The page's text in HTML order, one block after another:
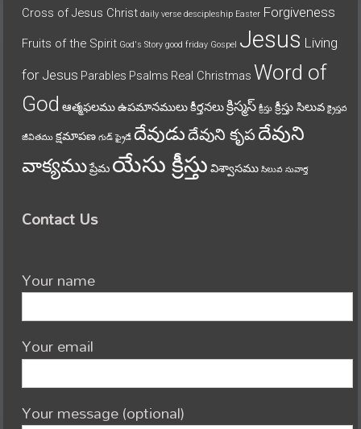
Cross of Jesus Christ daily verse descipleship Easter Forgiveness
Fruits of the Spirit God's Story good friday Gospel Jesus Living
for Jesus Parables Psalms Real Christmas Word of
God ఆత్మఫలముఉపమానములుకీర్తనలుక్రిస్మస్ క్రీస్తు క్రీస్తు సిలువ క్రైస్తవ
జీవితము క్షమాపణ గుడ్ ఫ్రైడే దేవుడుదేవుని కృపదేవుని
వాక్యముప్రేమ యేసు క్రీస్తు విశ్వాసము సిలువ సువార్త
Contact Us
Your name
Your email
Your message (optional)